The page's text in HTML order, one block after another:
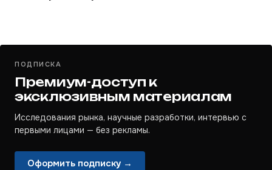
ПОДПИСКА
Премиум-доступ к
эксклюзивным материалам
Исследования рынка, научные разработки, интервью с
первыми лицами — без рекламы.
Оформить подписку →